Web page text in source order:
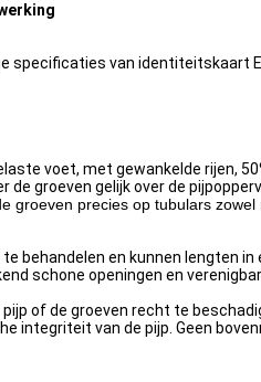
van identiteitskaart
voet, met gewankelde rijen,
groeven gelijk over de
precies op tubulars
en kunnen lengten
schone openingen en
of de groeven recht te
integriteit van de pijp. Geen